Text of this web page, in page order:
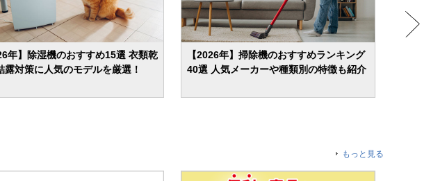
年】除湿機のおすすめ15選 衣類乾
露対策に人気のモデルを厳選！
【2026年】掃除機のおすすめランキング
40選 人気メーカーや種類別の特徴も紹介
もっと見る